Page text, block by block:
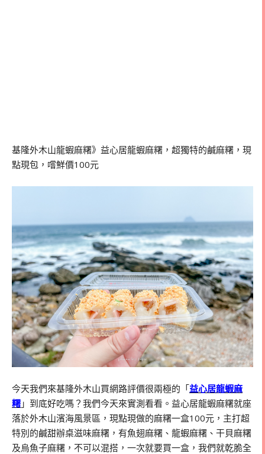
基隆外木山龍蝦麻糬》益心居龍蝦麻糬，超獨特的鹹麻糬，現
點現包，嚐鮮價100元
今天我們來基隆外木山買網路評價很兩極的「益心居龍蝦麻
糬 」到底好吃嗎？我們今天來實測看看。益心居龍蝦麻糬就座
落於外木山濱海風景區，現點現做的麻糬一盒100元，主打超
特別的鹹甜辦桌滋味麻糬，有魚翅麻糬、龍蝦麻糬、干貝麻糬
及烏魚子麻糬，不可以混搭，一次就要買一盒，我們就乾脆全